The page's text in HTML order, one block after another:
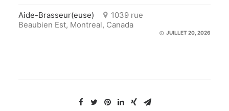
Aide-Brasseur(euse)
1039 rue
Beaubien Est, Montreal, Canada
JUILLET 20, 2026